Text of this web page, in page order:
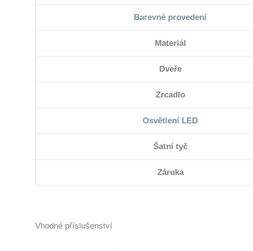
Barevné provedení
Materiál
Dveře
Zrcadlo
Osvětlení LED
Šatní tyč
Záruka
Vhodné příslušenství